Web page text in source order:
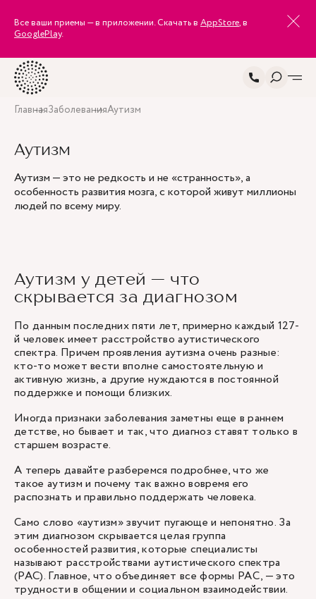
Все ваши приемы — в приложении. Скачать в AppStore, в
GooglePlay.
ГлавнаяЗаболеванияАутизм
Аутизм
Аутизм — это не редкость и не «странность», а
особенность развития мозга, с которой живут миллионы
людей по всему миру.
Аутизм у детей — что
скрывается за диагнозом
По данным последних пяти лет, примерно каждый 127-
й человек имеет расстройство аутистического
спектра. Причем проявления аутизма очень разные:
кто-то может вести вполне самостоятельную и
активную жизнь, а другие нуждаются в постоянной
поддержке и помощи близких.
Иногда признаки заболевания заметны еще в раннем
детстве, но бывает и так, что диагноз ставят только в
старшем возрасте.
А теперь давайте разберемся подробнее, что же
такое аутизм и почему так важно вовремя его
распознать и правильно поддержать человека.
Само слово «аутизм» звучит пугающе и непонятно. За
этим диагнозом скрывается целая группа
особенностей развития, которые специалисты
называют расстройствами аутистического спектра
(РАС). Главное, что объединяет все формы РАС, — это
трудности в общении и социальном взаимодействии.